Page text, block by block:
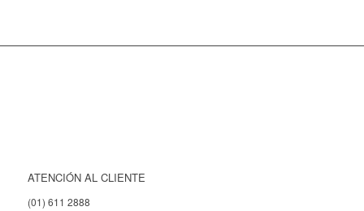
ATENCIÓN AL CLIENTE
(01) 611 2888